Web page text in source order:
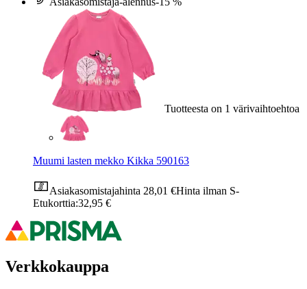
Tuotteesta on 1 värivaihtoehtoa
Muumi lasten mekko Kikka 590163
Asiakasomistajahinta 28,01 €Hinta ilman S-
Etukorttia:32,95 €
Verkkokauppa